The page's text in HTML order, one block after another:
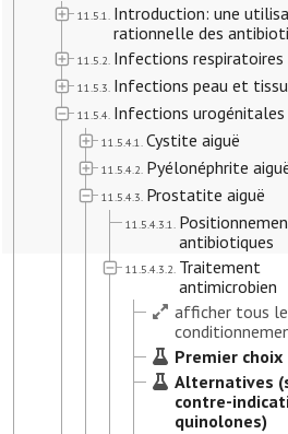
11.5.1. Introduction: une
rationnelle des
11.5.2. Infections respiratoires
11.5.3. Infections peau et
11.5.4. Infections urogénitales
11.5.4.1. Cystite aiguë
11.5.4.2. Pyélonéphrite
11.5.4.3. Prostatite aiguë
11.5.4.3.1.
antibiotiques
11.5.4.3.2. Traitement
antimicrobien
afficher tous
Premier choix
Alternatives
contre-
quinolones)